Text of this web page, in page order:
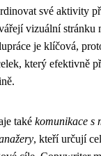
své aktivity
vizuální stránku
je klíčová,
který efektivně
také komunikace s
, kteří určují